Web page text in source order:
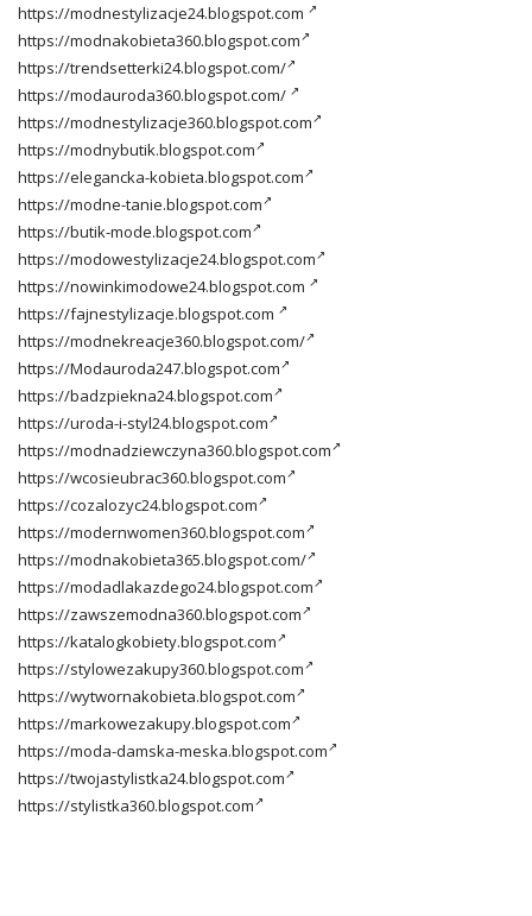
https://modnestylizacje24.blogspot.com
https://modnakobieta360.blogspot.com
https://trendsetterki24.blogspot.com/
https://modauroda360.blogspot.com/
https://modnestylizacje360.blogspot.com
https://modnybutik.blogspot.com
https://elegancka-kobieta.blogspot.com
https://modne-tanie.blogspot.com
https://butik-mode.blogspot.com
https://modowestylizacje24.blogspot.com
https://nowinkimodowe24.blogspot.com
https://fajnestylizacje.blogspot.com
https://modnekreacje360.blogspot.com/
https://Modauroda247.blogspot.com
https://badzpiekna24.blogspot.com
https://uroda-i-styl24.blogspot.com
https://modnadziewczyna360.blogspot.com
https://wcosieubrac360.blogspot.com
https://cozalozyc24.blogspot.com
https://modernwomen360.blogspot.com
https://modnakobieta365.blogspot.com/
https://modadlakazdego24.blogspot.com
https://zawszemodna360.blogspot.com
https://katalogkobiety.blogspot.com
https://stylowezakupy360.blogspot.com
https://wytwornakobieta.blogspot.com
https://markowezakupy.blogspot.com
https://moda-damska-meska.blogspot.com
https://twojastylistka24.blogspot.com
https://stylistka360.blogspot.com